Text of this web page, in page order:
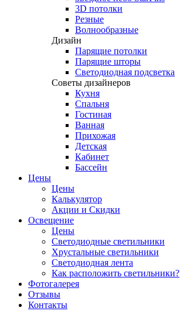
3D потолки
Резные
Волнообразные
Дизайн
Парящие потолки
Парящие шторы
Светодиодная подсветка
Советы дизайнеров
Кухня
Спальня
Гостиная
Ванная
Прихожая
Детская
Кабинет
Бассейн
Цены
Цены
Калькулятор
Акции и Скидки
Освещение
Цены
Светодиодные светильники
Хрустальные светильники
Светодиодная лента
Как расположить светильники?
Фотогалерея
Отзывы
Контакты